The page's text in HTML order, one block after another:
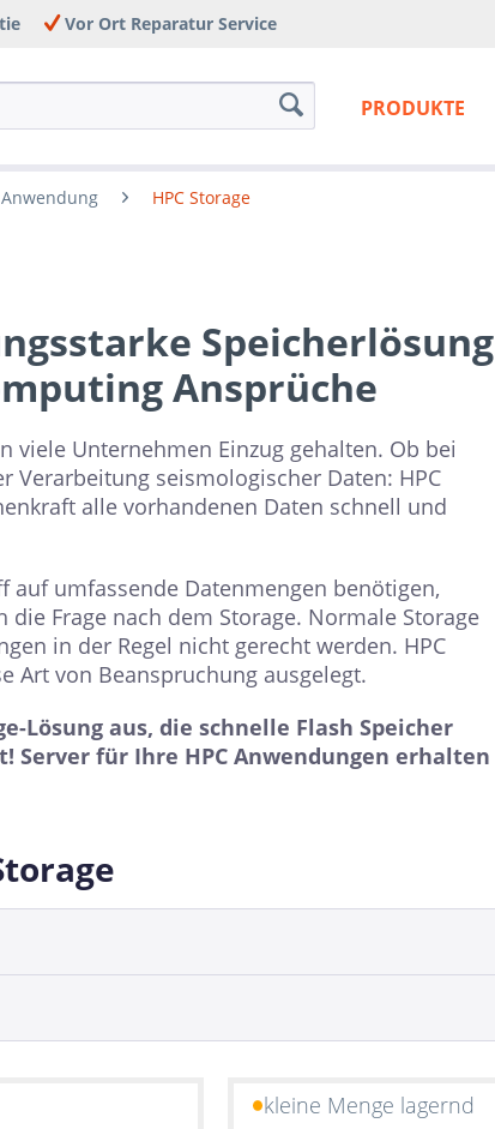
Vor Ort Reparatur Service
PRODUKTE
HPC Storage
Speicherlösung
Ansprüche
viele Unternehmen Einzug gehalten. Ob bei
seismologischer Daten: HPC
alle vorhandenen Daten schnell und
auf umfassende Datenmengen benötigen,
Frage nach dem Storage. Normale Storage
in der Regel nicht gerecht werden. HPC
Art von Beanspruchung ausgelegt.
Lösung aus, die schnelle Flash Speicher
Server für Ihre HPC Anwendungen erhalten
kleine Menge lagernd